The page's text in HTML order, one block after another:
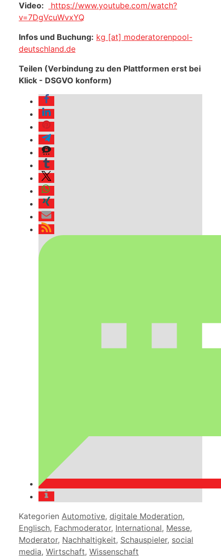
Video:
https://www.youtube.com/watch?
v=7DgVcuWvxYQ
Infos und Buchung: kg [at] moderatorenpool-
deutschland.de
Teilen (Verbindung zu den Plattformen erst bei
Klick - DSGVO konform)
Kategorien Automotive, digitale Moderation,
Englisch, Fachmoderator, International, Messe,
Moderator, Nachhaltigkeit, Schauspieler, social
media, Wirtschaft, Wissenschaft